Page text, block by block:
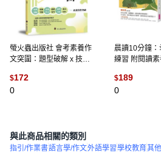
螢火蟲出版社 會考素養作
文突圍：題型破解 x 技巧
$172
0
晨讀10分鐘：
練習 附閱讀
$189
0
與此商品相關的類別
指引/作業書語言學/作文外語學習學校教育其